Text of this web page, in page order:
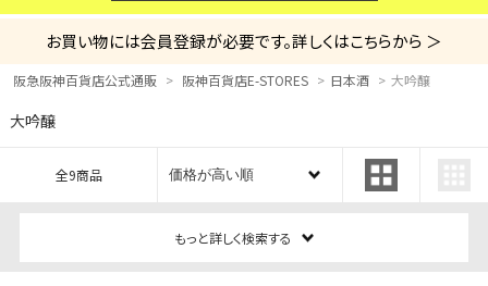
カテゴリー ブランド 特集
から探す
お買い物には会員登録が必要です。詳しくはこちらから ＞
阪急阪神百貨店公式通販 阪神百貨店E-STORES 日本酒 大吟醸
大吟醸
全9商品
もっと詳しく検索する